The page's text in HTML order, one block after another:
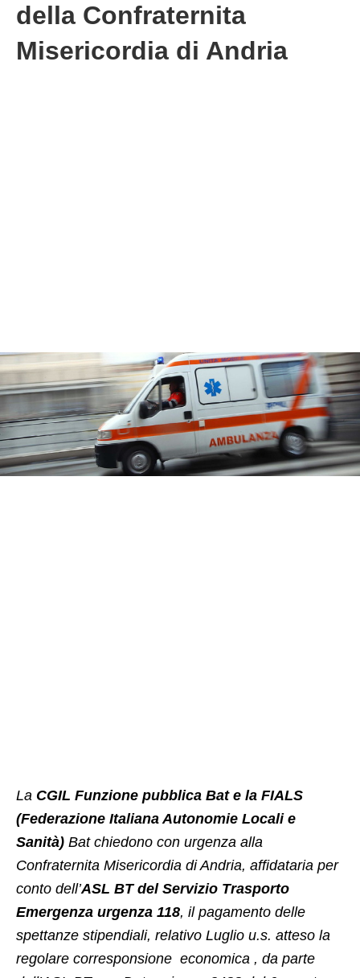
della Confraternita
Misericordia di Andria
La CGIL Funzione pubblica Bat e la FIALS
(Federazione Italiana Autonomie Locali e
Sanità) Bat chiedono con urgenza alla
Confraternita Misericordia di Andria, affidataria per
conto dell’ASL BT del Servizio Trasporto
Emergenza urgenza 118, il pagamento delle
spettanze stipendiali, relativo Luglio u.s. atteso la
regolare corresponsione economica , da parte